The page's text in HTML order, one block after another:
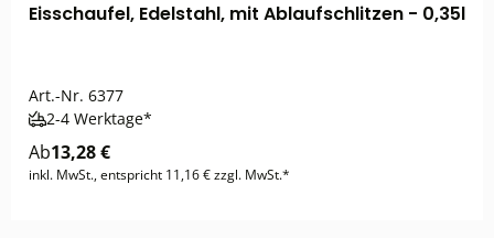
Eisschaufel, Edelstahl, mit Ablaufschlitzen - 0,35l
Art.-Nr. 6377
2-4 Werktage*
Ab13,28 €
inkl. MwSt., entspricht 11,16 € zzgl. MwSt.*